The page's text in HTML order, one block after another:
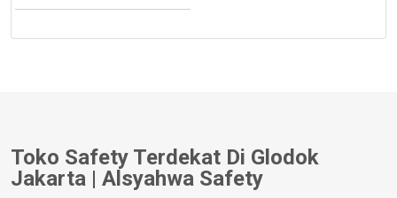
Toko Safety Terdekat Di Glodok
Jakarta | Alsyahwa Safety